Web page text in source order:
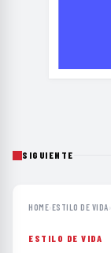
SIGUIENTE
HOME›ESTILO DE VIDA›
ESTILO DE VIDA